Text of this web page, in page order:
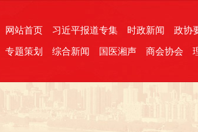
网站首页 习近平报道专集 时政新闻 政协
专题策划 综合新闻 国医湘声 商会协会